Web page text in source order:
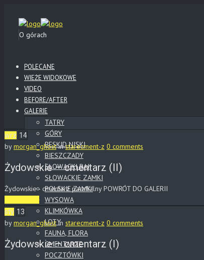
O górach
POLECANE
WIEŻE WIDOKOWE
VIDEO
BEFORE/AFTER
GALERIE
TATRY
GÓRY
BESKID NISKI
BIESZCZADY
SŁOWACKI RAJ
SŁOWACKIE ZAMKI
POLSKIE ZAMKI
WYSOWA
KLIMKÓWKA
LOTY
FAUNA, FLORA
CMENTARZE
POCZTÓWKI
wrz 14
bymorgan_ghost instarecment-z 0 comments
Żydowskie – cmentarz (II)
Żydowskie - cmentarz parafialny POWRÓT DO GALERII
sty 13
bymorgan_ghost in starecment-z 0 comments
Żydowskie – cmentarz (I)